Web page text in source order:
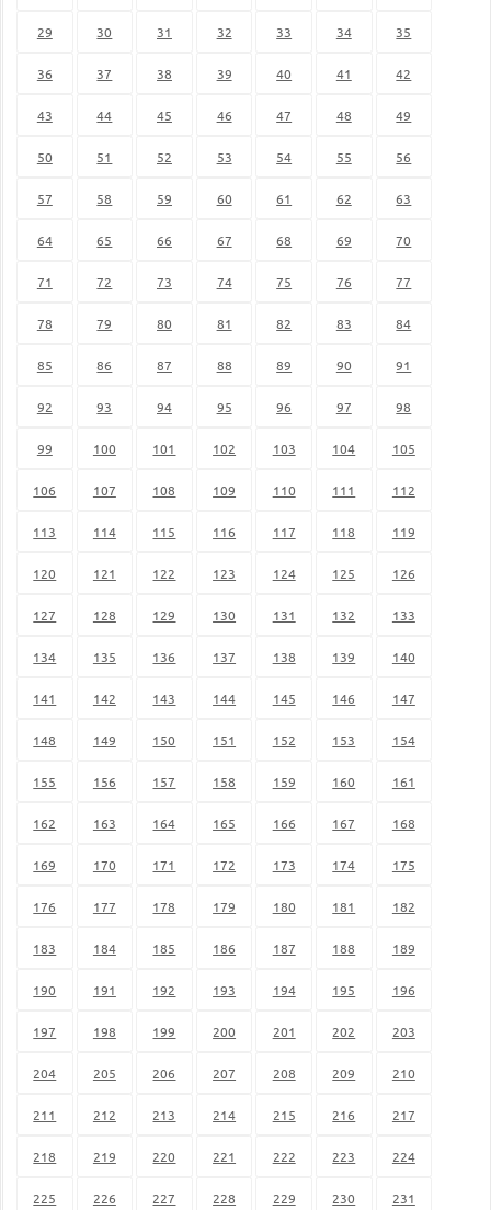
29 30 31 32 33 34 35
36 37 38 39 40 41 42
43 44 45 46 47 48 49
50 51 52 53 54 55 56
57 58 59 60 61 62 63
64 65 66 67 68 69 70
71 72 73 74 75 76 77
78 79 80 81 82 83 84
85 86 87 88 89 90 91
92 93 94 95 96 97 98
99 100 101 102 103 104 105
106 107 108 109 110 111 112
113 114 115 116 117 118 119
120 121 122 123 124 125 126
127 128 129 130 131 132 133
134 135 136 137 138 139 140
141 142 143 144 145 146 147
148 149 150 151 152 153 154
155 156 157 158 159 160 161
162 163 164 165 166 167 168
169 170 171 172 173 174 175
176 177 178 179 180 181 182
183 184 185 186 187 188 189
190 191 192 193 194 195 196
197 198 199 200 201 202 203
204 205 206 207 208 209 210
211 212 213 214 215 216 217
218 219 220 221 222 223 224
225 226 227 228 229 230 231